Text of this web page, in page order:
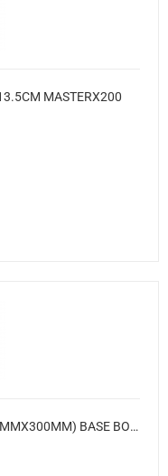
MASTERX200
[M-14] PEDESTAL CUELLO CISNE (16MMX300MM) BASE BOOMERANG 170MM